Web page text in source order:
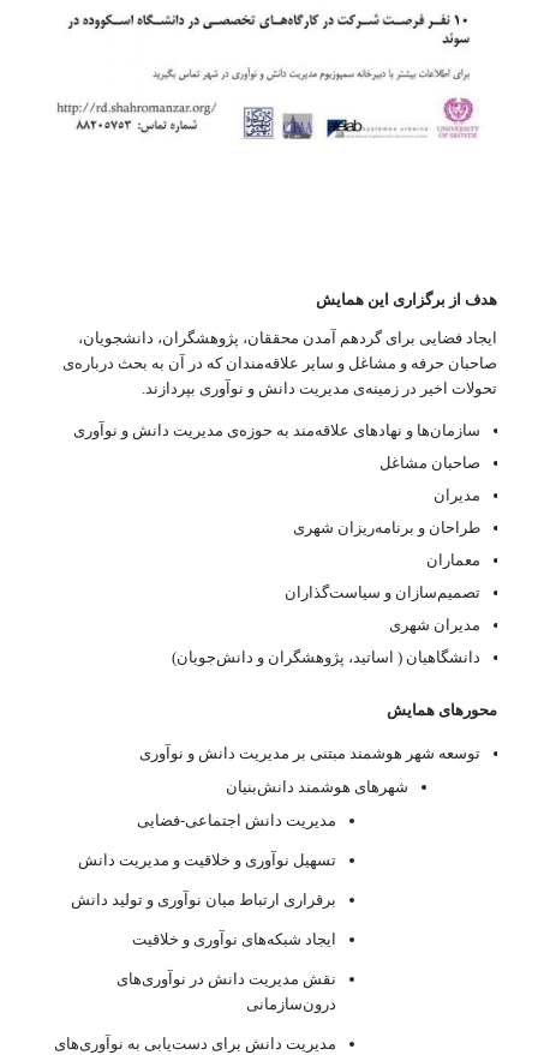
هدف از برگزاری این همایش
ایجاد فضایی برای گردهم آمدن محققان، پژوهشگران، دانشجویان،
صاحبان حرفه و مشاغل و سایر علاقه‌مندان که در آن به بحث درباره‌ی
تحولات اخیر در زمینه‌ی مدیریت دانش و نوآوری بپردازند.
سازمان‌ها و نهادهای علاقه‌مند به حوزه‌ی مدیریت دانش و نوآوری
صاحبان مشاغل
مدیران
طراحان و برنامه‌ریزان شهری
معماران
تصمیم‌سازان و سیاست‌گذاران
مدیران شهری
دانشگاهیان ( اساتید، پژوهشگران و دانش‌جویان)
محورهای همایش
توسعه شهر هوشمند مبتنی بر مدیریت دانش و نوآوری
شهرهای هوشمند دانش‌بنیان
مدیریت دانش اجتماعی-فضایی
تسهیل نوآوری و خلاقیت و مدیریت دانش
برقراری ارتباط میان نوآوری و تولید دانش
ایجاد شبکه‌های نوآوری و خلاقیت
نقش مدیریت دانش در نوآوری‌های
درون‌سازمانی
مدیریت دانش برای دست‌یابی به نوآوری‌های